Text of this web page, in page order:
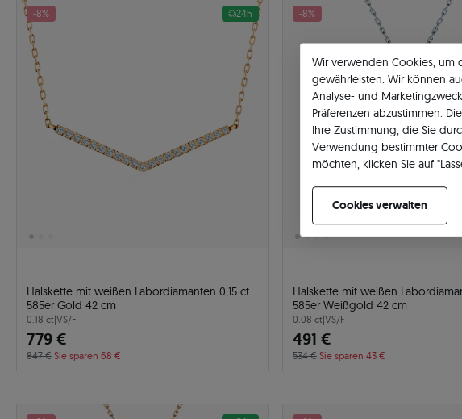
-8% 24h
Halskette mit weißen Labordiamanten 0,15 ct
585er Gold 42 cm
0.18 ct|VS/F
779 €
847 € Sie sparen 68 €
-8%
Halskette mit weißen
585er Weißgold 42 cm
0.08 ct|VS/F
491 €
534 € Sie sparen 43 €
Wir verwenden Cookies, um
gewährleisten. Wir können
Analyse- und
Präferenzen abzustimmen.
Ihre Zustimmung, die Sie
Verwendung bestimmter
möchten, klicken Sie auf
Cookies verwalten